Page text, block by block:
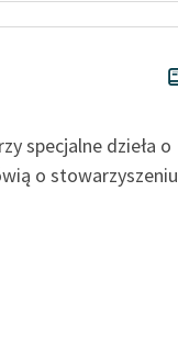
specjalne dzieła o
o stowarzyszeniu